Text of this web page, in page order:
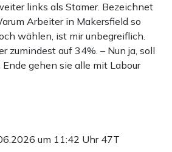
links als Stamer. Bezeichnet
Arbeiter in Makersfield so
wählen, ist mir unbegreiflich.
zumindest auf 34%. – Nun ja, soll
gehen sie alle mit Labour
um 11:42 Uhr 47T